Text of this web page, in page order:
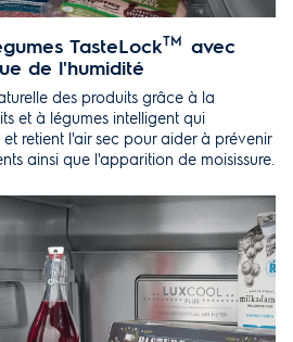
TasteLockTM avec
de l'humidité
des produits grâce à la
et à légumes intelligent qui
retient l'air sec pour aider à prévenir
ainsi que l'apparition de moisissure.